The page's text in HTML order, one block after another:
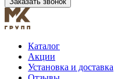
Каталог
Акции
Установка и доставка